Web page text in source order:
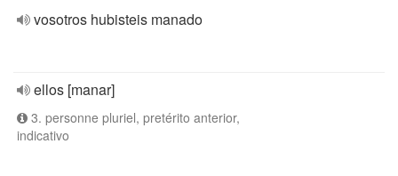
vosotros hubisteis manado
ellos [manar]
3. personne pluriel, pretérito anterior,
indicativo